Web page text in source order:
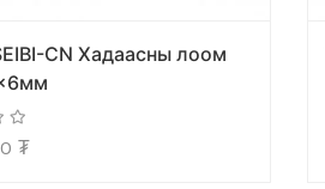
CN Хадаасны лоом
₮